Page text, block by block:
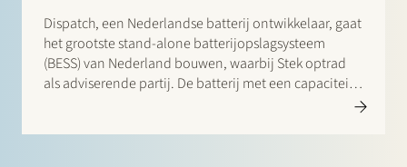
Dispatch, een Nederlandse batterij ontwikkelaar, gaat
het grootste stand-alone batterijopslagsysteem
(BESS) van Nederland bouwen, waarbij Stek optrad
als adviserende partij. De batterij met een capaciteit